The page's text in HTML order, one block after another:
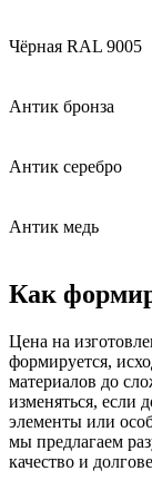
Чёрная RAL 9005
Антик бронза
Антик серебро
Антик медь
Как
Цена на
формируется,
материалов до
изменяться, если
элементы или
мы предлагаем
качество и